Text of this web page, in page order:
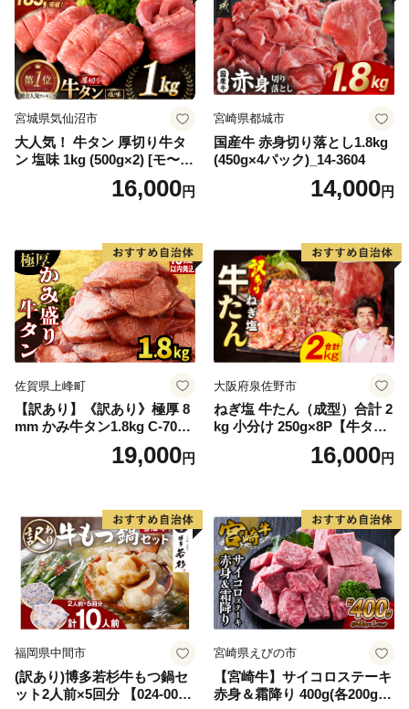
宮城県気仙沼市
大人気！ 牛タン 厚切り牛タ
ン 塩味 1kg (500g×2) [モ〜ラ
ンド 宮城県 気仙沼市 205646
60] 肉 牛肉 精肉 牛たん 牛タ
厚切り タン
16,000円
宮崎県都城市
国産牛 赤身切り落とし1.8kg
(450g×4パック)_14-3604
14,000円
佐賀県上峰町
【訳あり】《訳あり》極厚 8
mm かみ牛タン1.8kg C-709-
19,000円
大阪府泉佐野市
ねぎ塩 牛たん（成型）合計 2
kg 小分け 250g×8P【牛タン
牛肉 焼肉用 薄切り 訳あり サ
16,000円
福岡県中間市
(訳あり)博多若杉牛もつ鍋セ
ット2人前×5回分 【024-002
宮崎県えびの市
【宮崎牛】サイコロステーキ
赤身＆霜降り 400g(各200g×